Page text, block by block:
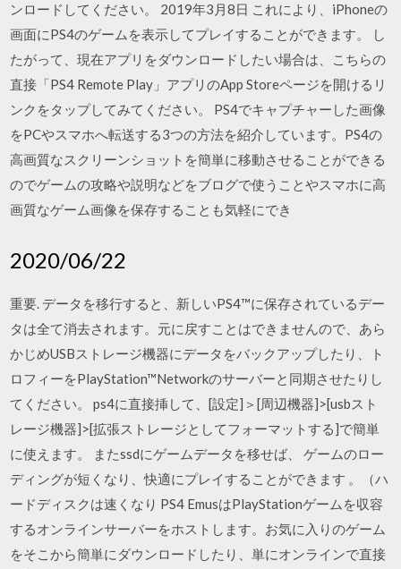
ンロードしてください。 2019年3月8日 これにより、iPhoneの
画面にPS4のゲームを表示してプレイすることができます。 し
たがって、現在アプリをダウンロードしたい場合は、こちらの
直接「PS4 Remote Play」アプリのApp Storeページを開けるリ
ンクをタップしてみてください。 PS4でキャプチャーした画像
をPCやスマホへ転送する3つの方法を紹介しています。PS4の
高画質なスクリーンショットを簡単に移動させることができる
のでゲームの攻略や説明などをブログで使うことやスマホに高
画質なゲーム画像を保存することも気軽にでき
2020/06/22
重要. データを移行すると、新しいPS4™に保存されているデー
タは全て消去されます。元に戻すことはできませんので、あら
かじめUSBストレージ機器にデータをバックアップしたり、ト
ロフィーをPlayStation™Networkのサーバーと同期させたりし
てください。 ps4に直接挿して、[設定]＞[周辺機器]>[usbスト
レージ機器]>[拡張ストレージとしてフォーマットする]で簡単
に使えます。 またssdにゲームデータを移せば、 ゲームのロー
ディングが短くなり、快適にプレイすることができます 。（ハ
ードディスクは速くなり PS4 EmusはPlayStationゲームを収容
するオンラインサーバーをホストします。お気に入りのゲーム
をそこから簡単にダウンロードしたり、単にオンラインで直接